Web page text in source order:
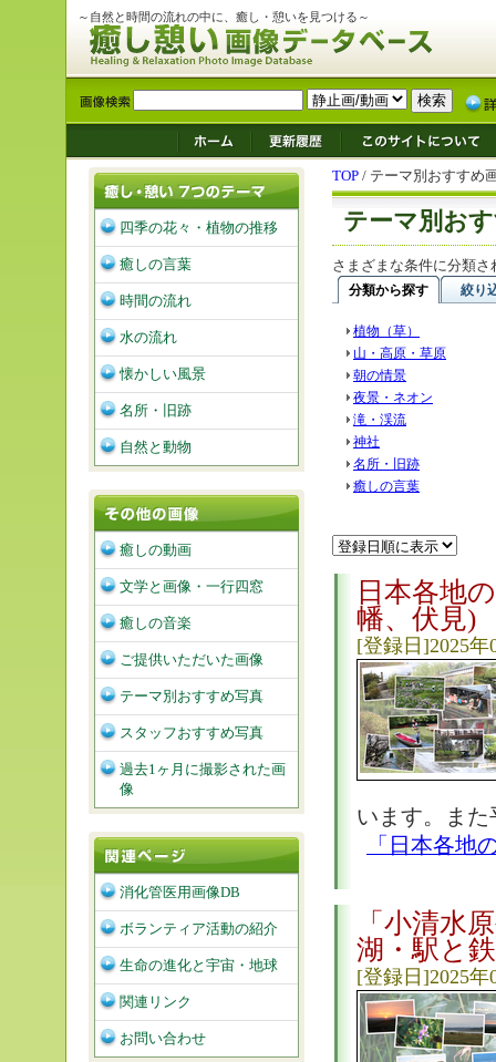
～自然と時間の流れの中に、癒し・憩いを見つける～
TOP / テーマ別おすすめ
テーマ別お
さまざまな条件に分類
分類から探す 絞り
植物（草）
山・高原・草原
朝の情景
夜景・ネオン
滝・渓流
神社
名所・旧跡
癒しの言葉
日本各地
幡、伏見)
[登録日]2025年
います。ま
「日本各地
「小清水
湖・駅と
[登録日]2025年
四季の花々・植物の推移
癒しの言葉
時間の流れ
水の流れ
懐かしい風景
名所・旧跡
自然と動物
癒しの動画
文学と画像・一行四窓
癒しの音楽
ご提供いただいた画像
テーマ別おすすめ写真
スタッフおすすめ写真
過去1ヶ月に撮影された画
像
消化管医用画像DB
ボランティア活動の紹介
生命の進化と宇宙・地球
関連リンク
お問い合わせ